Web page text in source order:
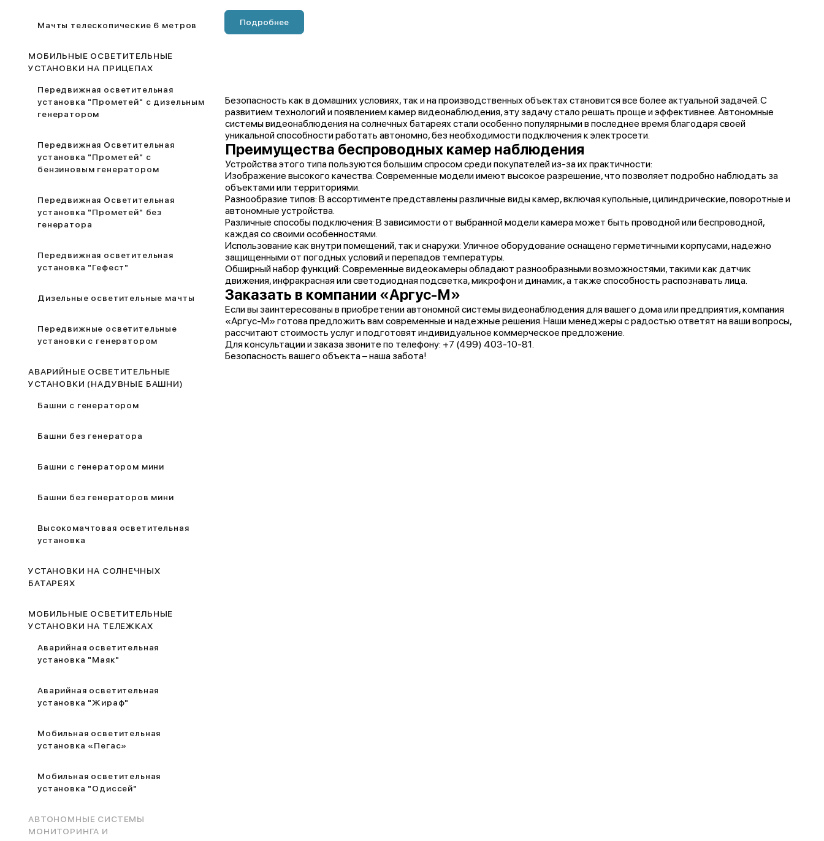
Мачты телескопические 6 метров
МОБИЛЬНЫЕ ОСВЕТИТЕЛЬНЫЕ
УСТАНОВКИ НА ПРИЦЕПАХ
Передвижная осветительная
установка "Прометей" с дизельным
генератором
Передвижная Осветительная
установка "Прометей" с
бензиновым генератором
Передвижная Осветительная
установка "Прометей" без
генератора
Передвижная осветительная
установка "Гефест"
Дизельные осветительные мачты
Передвижные осветительные
установки с генератором
АВАРИЙНЫЕ ОСВЕТИТЕЛЬНЫЕ
УСТАНОВКИ (НАДУВНЫЕ БАШНИ)
Башни с генератором
Башни без генератора
Башни с генератором мини
Башни без генераторов мини
Высокомачтовая осветительная
установка
УСТАНОВКИ НА СОЛНЕЧНЫХ
БАТАРЕЯХ
МОБИЛЬНЫЕ ОСВЕТИТЕЛЬНЫЕ
УСТАНОВКИ НА ТЕЛЕЖКАХ
Аварийная осветительная
установка "Маяк"
Аварийная осветительная
установка "Жираф"
Мобильная осветительная
установка «Пегас»
Мобильная осветительная
установка "Одиссей"
АВТОНОМНЫЕ СИСТЕМЫ
МОНИТОРИНГА И
Подробнее
Безопасность как в домашних условиях, так и на производственных объектах становится все более актуальной задачей. С
развитием технологий и появлением камер видеонаблюдения, эту задачу стало решать проще и эффективнее. Автономные
системы видеонаблюдения на солнечных батареях стали особенно популярными в последнее время благодаря своей
уникальной способности работать автономно, без необходимости подключения к электросети.
Преимущества беспроводных камер наблюдения
Устройства этого типа пользуются большим спросом среди покупателей из-за их практичности:
Изображение высокого качества: Современные модели имеют высокое разрешение, что позволяет подробно наблюдать за
объектами или территориями.
Разнообразие типов: В ассортименте представлены различные виды камер, включая купольные, цилиндрические, поворотные и
автономные устройства.
Различные способы подключения: В зависимости от выбранной модели камера может быть проводной или беспроводной,
каждая со своими особенностями.
Использование как внутри помещений, так и снаружи: Уличное оборудование оснащено герметичными корпусами, надежно
защищенными от погодных условий и перепадов температуры.
Обширный набор функций: Современные видеокамеры обладают разнообразными возможностями, такими как датчик
движения, инфракрасная или светодиодная подсветка, микрофон и динамик, а также способность распознавать лица.
Заказать в компании «Аргус-М»
Если вы заинтересованы в приобретении автономной системы видеонаблюдения для вашего дома или предприятия, компания
«Аргус-М» готова предложить вам современные и надежные решения. Наши менеджеры с радостью ответят на ваши вопросы,
рассчитают стоимость услуг и подготовят индивидуальное коммерческое предложение.
Для консультации и заказа звоните по телефону: +7 (499) 403-10-81.
Безопасность вашего объекта – наша забота!